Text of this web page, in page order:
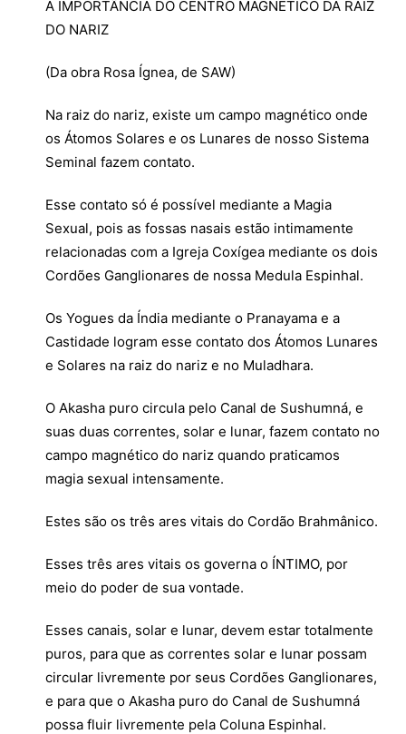
A IMPORTÂNCIA DO CENTRO MAGNÉTICO DA RAIZ
DO NARIZ
(Da obra Rosa Ígnea, de SAW)
Na raiz do nariz, existe um campo magnético onde
os Átomos Solares e os Lunares de nosso Sistema
Seminal fazem contato.
Esse contato só é possível mediante a Magia
Sexual, pois as fossas nasais estão intimamente
relacionadas com a Igreja Coxígea mediante os dois
Cordões Ganglionares de nossa Medula Espinhal.
Os Yogues da Índia mediante o Pranayama e a
Castidade logram esse contato dos Átomos Lunares
e Solares na raiz do nariz e no Muladhara.
O Akasha puro circula pelo Canal de Sushumná, e
suas duas correntes, solar e lunar, fazem contato no
campo magnético do nariz quando praticamos
magia sexual intensamente.
Estes são os três ares vitais do Cordão Brahmânico.
Esses três ares vitais os governa o ÍNTIMO, por
meio do poder de sua vontade.
Esses canais, solar e lunar, devem estar totalmente
puros, para que as correntes solar e lunar possam
circular livremente por seus Cordões Ganglionares,
e para que o Akasha puro do Canal de Sushumná
possa fluir livremente pela Coluna Espinhal.